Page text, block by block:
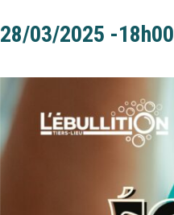
28/03/2025 -18h00